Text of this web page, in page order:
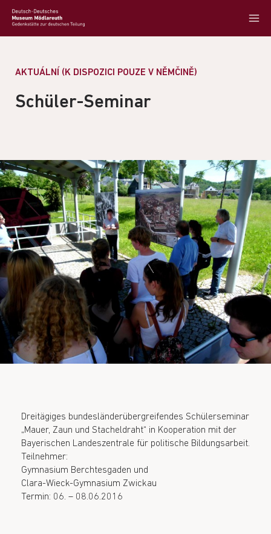
AKTUÁLNÍ (K DISPOZICI POUZE V NĚMČINĚ)
Schüler-Seminar
Dreitägiges bundesländerübergreifendes Schülerseminar
„Mauer, Zaun und Stacheldraht“ in Kooperation mit der
Bayerischen Landeszentrale für politische Bildungsarbeit.
Teilnehmer:
Gymnasium Berchtesgaden und
Clara-Wieck-Gymnasium Zwickau
Termin: 06. – 08.06.2016